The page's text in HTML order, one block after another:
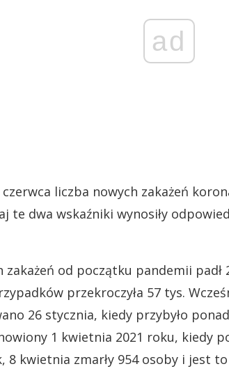
ad
czerwca liczba nowych zakażeń
te dwa wskaźniki wynosiły
zakażeń od początku pandemii padł
przekroczyła 57 tys.
26 stycznia, kiedy przybyło
1 kwietnia 2021 roku, kiedy
8 kwietnia zmarły 954 osoby i jest